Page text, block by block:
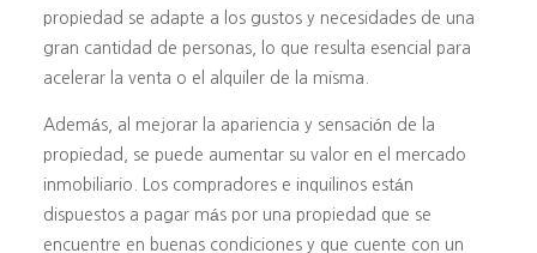
propiedad se adapte a los gustos y necesidades de una
gran cantidad de personas, lo que resulta esencial para
acelerar la venta o el alquiler de la misma.
Además, al mejorar la apariencia y sensación de la
propiedad, se puede aumentar su valor en el mercado
inmobiliario. Los compradores e inquilinos están
dispuestos a pagar más por una propiedad que se
encuentre en buenas condiciones y que cuente con un